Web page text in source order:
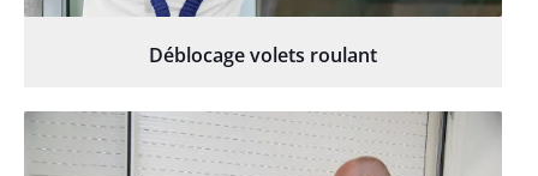
Déblocage volets roulant